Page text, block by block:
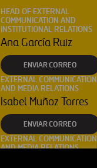
HEAD OF EXTERNAL
COMMUNICATION AND
INSTITUTIONAL RELATIONS
Ana García Ruiz
ENVIAR CORREO
EXTERNAL COMMUNICATION
AND MEDIA RELATIONS
Isabel Muñoz Torres
ENVIAR CORREO
EXTERNAL COMMUNICATION
AND MEDIA RELATIONS